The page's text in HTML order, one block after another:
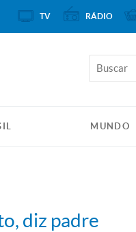
MUNDO
diz padre
TV RÁDIO